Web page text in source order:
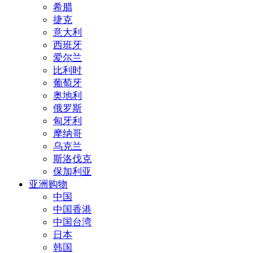
希腊
捷克
意大利
西班牙
爱尔兰
比利时
葡萄牙
奥地利
俄罗斯
匈牙利
摩纳哥
乌克兰
斯洛伐克
保加利亚
亚洲购物
中国
中国香港
中国台湾
日本
韩国